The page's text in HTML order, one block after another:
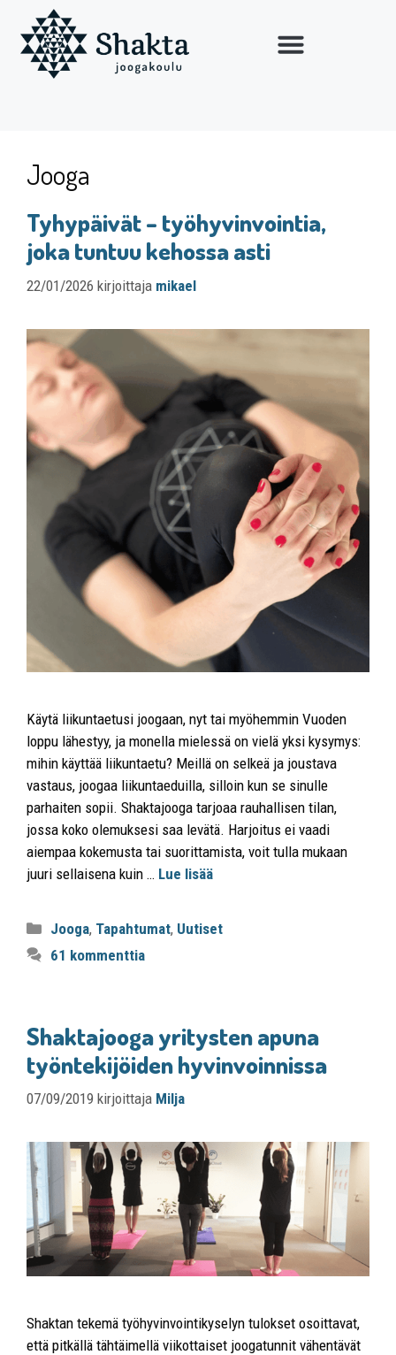
Jooga
Tyhypäivät – työhyvinvointia,
joka tuntuu kehossa asti
22/01/2026 kirjoittaja mikael
Käytä liikuntaetusi joogaan, nyt tai myöhemmin Vuoden
loppu lähestyy, ja monella mielessä on vielä yksi kysymys:
mihin käyttää liikuntaetu? Meillä on selkeä ja joustava
vastaus, joogaa liikuntaeduilla, silloin kun se sinulle
parhaiten sopii. Shaktajooga tarjoaa rauhallisen tilan,
jossa koko olemuksesi saa levätä. Harjoitus ei vaadi
aiempaa kokemusta tai suorittamista, voit tulla mukaan
juuri sellaisena kuin … Lue lisää
Jooga, Tapahtumat, Uutiset
61 kommenttia
Shaktajooga yritysten apuna
työntekijöiden hyvinvoinnissa
07/09/2019 kirjoittaja Milja
Shaktan tekemä työhyvinvointikyselyn tulokset osoittavat,
että pitkällä tähtäimellä viikottaiset joogatunnit vähentävät